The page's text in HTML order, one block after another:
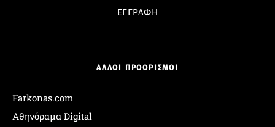
ΕΓΓΡΑΦΗ
ΑΛΛΟΙ ΠΡΟΟΡΙΣΜΟΙ
Farkonas.com
Αθηνόραμα Digital